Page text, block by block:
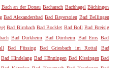
Bach an der Donau Bacharach Bachhagel Bächingen
Bad Alexandersbad Bad Bayersoien Bad Bellingen
Bad Birnbach Bad Bocklet Bad Boll Bad Breisig
Bad Dürkheim Bad Dürrheim Bad Ems Bad
Bad Füssing Bad Griesbach im Rottal
Bad
Bad Hindelang Bad Hönningen Bad Kissingen Bad